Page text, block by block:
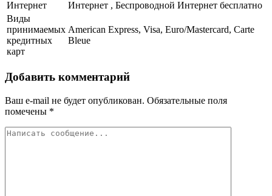
Интернет
Интернет , Беспроводной Интернет бесплатно
Виды
принимаемых
кредитных
карт
American Express, Visa, Euro/Mastercard, Carte
Bleue
Добавить комментарий
Ваш e-mail не будет опубликован. Обязательные поля
помечены *